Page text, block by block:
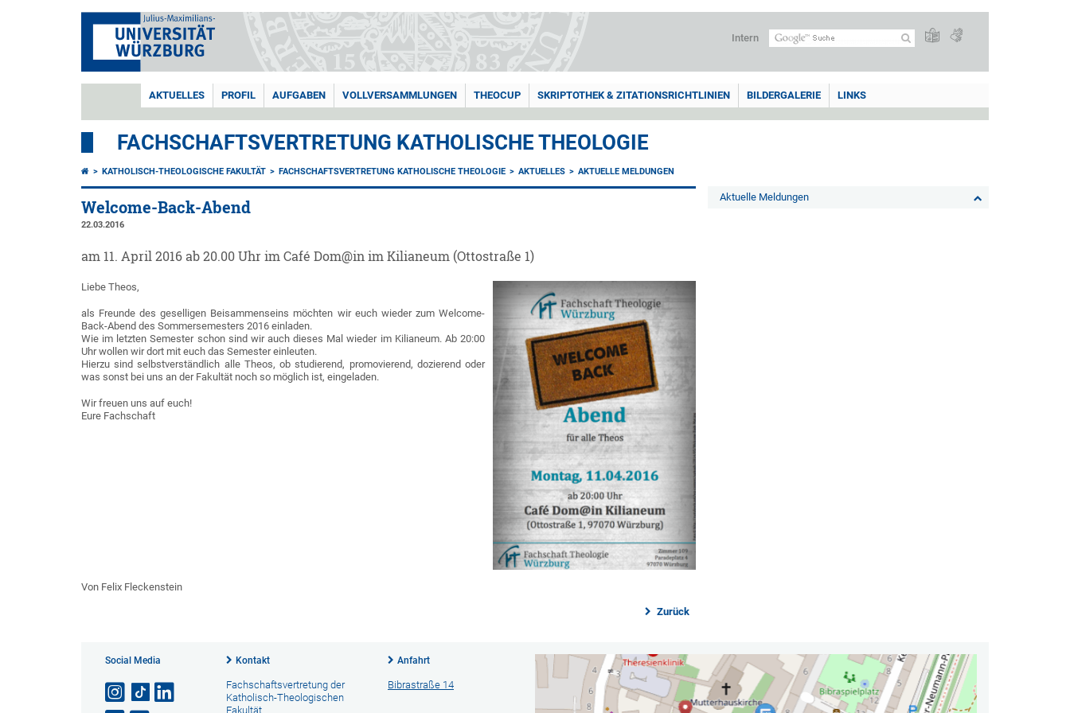
Intern
AKTUELLES PROFIL AUFGABEN VOLLVERSAMMLUNGEN THEOCUP SKRIPTOTHEK & ZITATIONSRICHTLINIEN BILDERGALERIE LINKS
FACHSCHAFTSVERTRETUNG KATHOLISCHE THEOLOGIE
KATHOLISCH-THEOLOGISCHE FAKULTÄT FACHSCHAFTSVERTRETUNG KATHOLISCHE THEOLOGIE AKTUELLES AKTUELLE MELDUNGEN
Welcome-Back-Abend
22.03.2016
am 11. April 2016 ab 20.00 Uhr im Café Dom@in im Kilianeum (Ottostraße 1)
Liebe Theos,
als Freunde des geselligen Beisammenseins möchten wir euch wieder zum Welcome-
Back-Abend des Sommersemesters 2016 einladen.
Wie im letzten Semester schon sind wir auch dieses Mal wieder im Kilianeum. Ab 20:00
Uhr wollen wir dort mit euch das Semester einleuten.
Hierzu sind selbstverständlich alle Theos, ob studierend, promovierend, dozierend oder
was sonst bei uns an der Fakultät noch so möglich ist, eingeladen.
Wir freuen uns auf euch!
Eure Fachschaft
Von Felix Fleckenstein
Zurück
Aktuelle Meldungen
Social Media Kontakt
Fachschaftsvertretung der
Katholisch-Theologischen
Fakultät
Anfahrt
Bibrastraße 14